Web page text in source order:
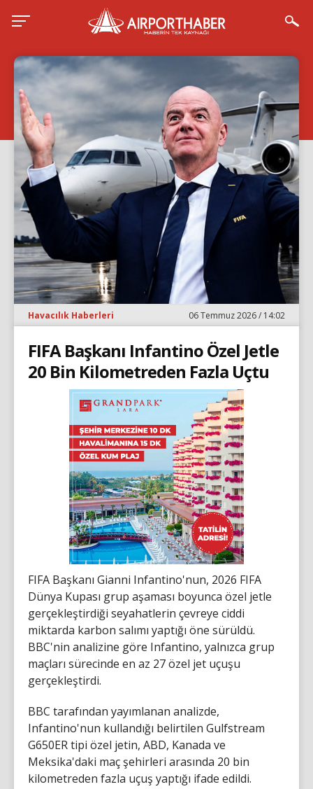
Havacılık Haberleri 06 Temmuz 2026 / 14:02
FIFA Başkanı Infantino Özel Jetle
20 Bin Kilometreden Fazla Uçtu
FIFA Başkanı Gianni Infantino'nun, 2026 FIFA
Dünya Kupası grup aşaması boyunca özel jetle
gerçekleştirdiği seyahatlerin çevreye ciddi
miktarda karbon salımı yaptığı öne sürüldü.
BBC'nin analizine göre Infantino, yalnızca grup
maçları sürecinde en az 27 özel jet uçuşu
gerçekleştirdi.
BBC tarafından yayımlanan analizde,
Infantino'nun kullandığı belirtilen Gulfstream
G650ER tipi özel jetin, ABD, Kanada ve
Meksika'daki maç şehirleri arasında 20 bin
kilometreden fazla uçuş yaptığı ifade edildi.